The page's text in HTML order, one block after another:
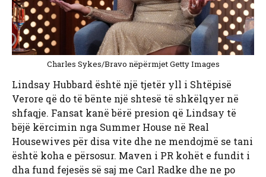
Charles Sykes/Bravo nëpërmjet Getty Images
Lindsay Hubbard është një tjetër yll i Shtëpisë
Verore që do të bënte një shtesë të shkëlqyer në
shfaqje. Fansat kanë bërë presion që Lindsay të
bëjë kërcimin nga Summer House në Real
Housewives për disa vite dhe ne mendojmë se tani
është koha e përsosur. Maven i PR kohët e fundit i
dha fund fejesës së saj me Carl Radke dhe ne po